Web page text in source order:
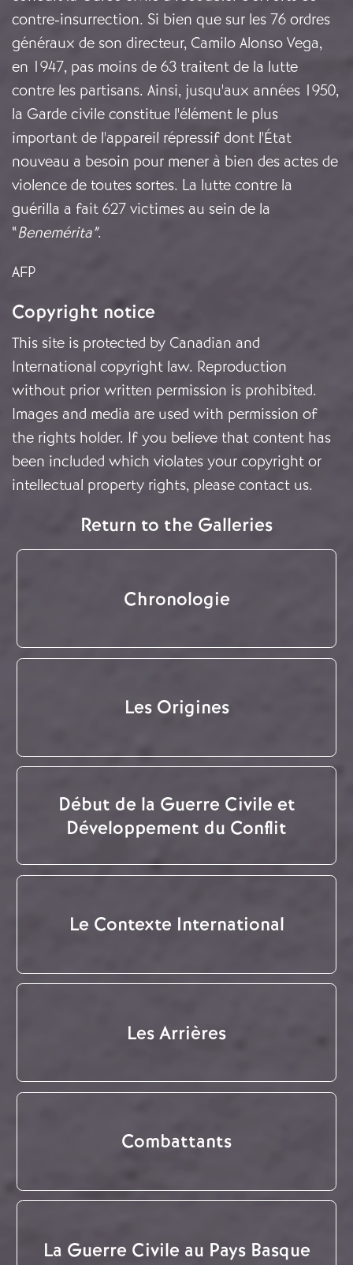
contre-insurrection. Si bien que sur les 76 ordres
généraux de son directeur, Camilo Alonso Vega,
en 1947, pas moins de 63 traitent de la lutte
contre les partisans. Ainsi, jusqu'aux années 1950,
la Garde civile constitue l'élément le plus
important de l'appareil répressif dont l'État
nouveau a besoin pour mener à bien des actes de
violence de toutes sortes. La lutte contre la
guérilla a fait 627 victimes au sein de la
“Benemérita”.
AFP
Copyright notice
This site is protected by Canadian and
International copyright law. Reproduction
without prior written permission is prohibited.
Images and media are used with permission of
the rights holder. If you believe that content has
been included which violates your copyright or
intellectual property rights, please contact us.
Return to the Galleries
Chronologie
Les Origines
Début de la Guerre Civile et
Développement du Conflit
Le Contexte International
Les Arrières
Combattants
La Guerre Civile au Pays Basque